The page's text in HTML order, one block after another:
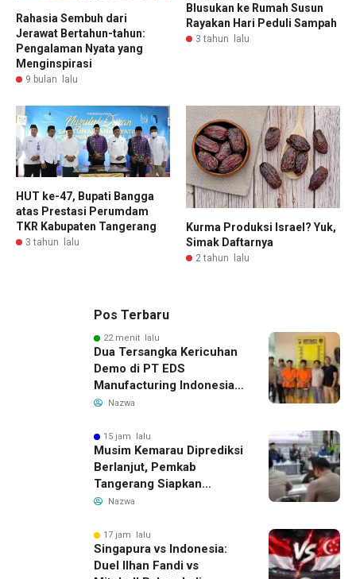
Rahasia Sembuh dari
Jerawat Bertahun-tahun:
Pengalaman Nyata yang
Menginspirasi
9 bulan lalu
Blusukan ke Rumah Susun
Rayakan Hari Peduli Sampah
3 tahun lalu
HUT ke-47, Bupati Bangga
atas Prestasi Perumdam
TKR Kabupaten Tangerang
3 tahun lalu
Kurma Produksi Israel? Yuk,
Simak Daftarnya
2 tahun lalu
Pos Terbaru
22 menit lalu
Dua Tersangka Kericuhan
Demo di PT EDS
Manufacturing Indonesia
Ditahan, Polda Banten
Pengelolaan Limbah
Nazwa
15 jam lalu
Musim Kemarau Diprediksi
Berlanjut, Pemkab
Tangerang Siapkan
Langkah Antisipasi Krisis
Nazwa
17 jam lalu
Singapura vs Indonesia:
Duel Ilhan Fandi vs